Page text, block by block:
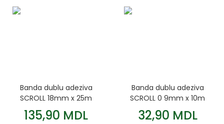
Banda dublu adeziva
SCROLL 18mm x 25m
rezistenta 120 grade C
135,90 MDL
Banda dublu adeziva
SCROLL 0 9mm x 10m
rezistenta 120 grade C
32,90 MDL